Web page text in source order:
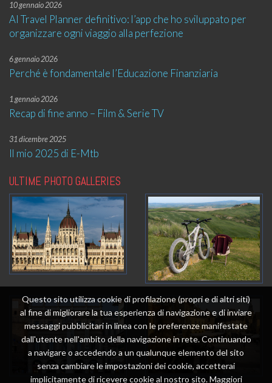
10 gennaio 2026
AI Travel Planner definitivo: l’app che ho sviluppato per
organizzare ogni viaggio alla perfezione
6 gennaio 2026
Perché è fondamentale l’Educazione Finanziaria
1 gennaio 2026
Recap di fine anno – Film & Serie TV
31 dicembre 2025
Il mio 2025 di E-Mtb
ULTIME PHOTO GALLERIES
Questo sito utilizza cookie di profilazione (propri e di altri siti)
al fine di migliorare la tua esperienza di navigazione e di inviare
messaggi pubblicitari in linea con le preferenze manifestate
dall'utente nell'ambito della navigazione in rete. Continuando
a navigare o accedendo a un qualunque elemento del sito
senza cambiare le impostazioni dei cookie, accetterai
implicitamente di ricevere cookie al nostro sito. Maggiori